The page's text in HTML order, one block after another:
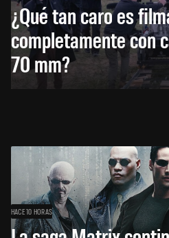
¿Qué tan caro es
completamente con
70 mm?
HACE 10 HORAS